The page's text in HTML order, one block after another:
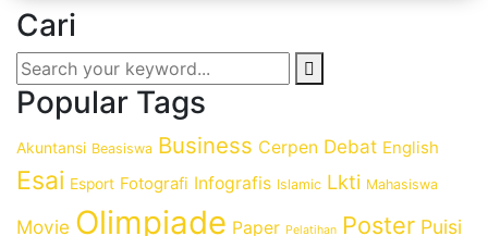
Cari
Popular Tags
Akuntansi Beasiswa Business Cerpen Debat English
Esai Esport Fotografi Infografis Islamic Lkti Mahasiswa
Movie Olimpiade Paper Pelatihan Poster Puisi